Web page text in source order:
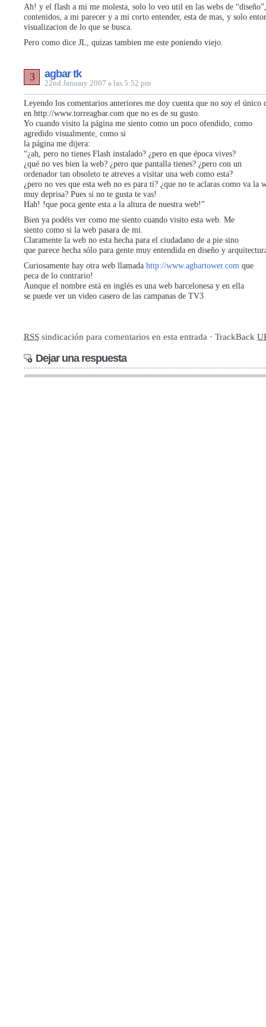
Ah! y el flash a mi me molesta, solo lo veo util en las webs de
contenidos, a mi parecer y a mi corto entender, esta de mas, y solo
visualizacion de lo que se busca.
Pero como dice JL, quizas tambien me este poniendo viejo.
agbar tk
22nd January 2007 a las 5:52 pm
3
Leyendo los comentarios anteriores me doy cuenta que no soy el único
en http://www.torreagbar.com que no es de su gusto.
Yo cuando visito la página me siento como un poco ofendido, como
agredido visualmente, como si
la página me dijera:
“¿ah, pero no tienes Flash instalado? ¿pero en que época vives?
¿qué no ves bien la web? ¿pero que pantalla tienes? ¿pero con un
ordenador tan obsoleto te atreves a visitar una web como esta?
¿pero no ves que esta web no es para ti? ¿que no te aclaras como va la
muy deprisa? Pues si no te gusta te vas!
Hah! !que poca gente esta a la altura de nuestra web!”
Bien ya podéis ver como me siento cuando visito esta web. Me
siento como si la web pasara de mi.
Claramente la web no esta hecha para el ciudadano de a pie sino
que parece hecha sólo para gente muy entendida en diseño y
Curiosamente hay otra web llamada http://www.agbartower.com que
peca de lo contrario!
Aunque el nombre está en inglés es una web barcelonesa y en ella
se puede ver un video casero de las campanas de TV3
RSS sindicación para comentarios en esta entrada · TrackBack
Dejar una respuesta